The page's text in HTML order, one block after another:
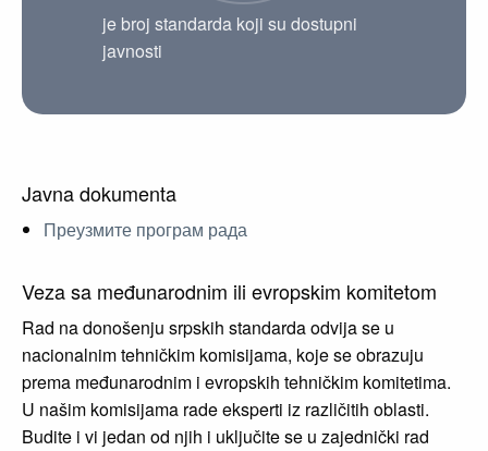
je broj standarda koji su dostupni
javnosti
Javna dokumenta
Преузмите програм рада
Veza sa međunarodnim ili evropskim komitetom
Rad na donošenju srpskih standarda odvija se u
nacionalnim tehničkim komisijama, koje se obrazuju
prema međunarodnim i evropskih tehničkim komitetima.
U našim komisijama rade eksperti iz različitih oblasti.
Budite i vi jedan od njih i uključite se u zajednički rad